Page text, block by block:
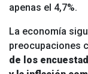
apenas el 4,7%.
La economía
preocupaciones
de los